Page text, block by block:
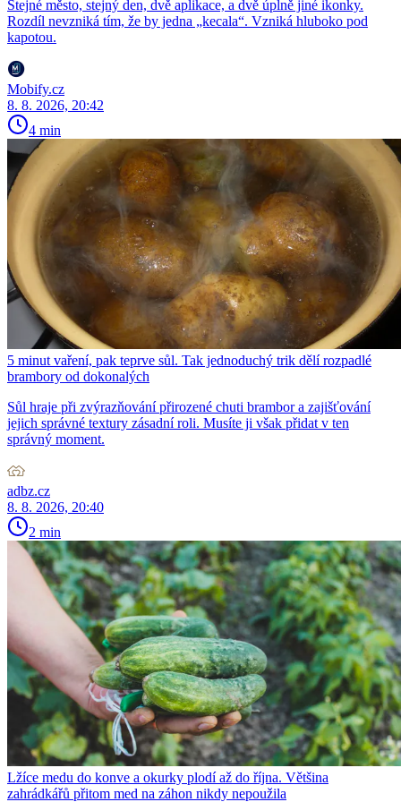
Stejné město, stejný den, dvě aplikace, a dvě úplně jiné ikonky.
Rozdíl nevzniká tím, že by jedna „kecala“. Vzniká hluboko pod
kapotou.
Mobify.cz
8. 8. 2026, 20:42
4 min
5 minut vaření, pak teprve sůl. Tak jednoduchý trik dělí rozpadlé
brambory od dokonalých
Sůl hraje při zvýrazňování přirozené chuti brambor a zajišťování
jejich správné textury zásadní roli. Musíte ji však přidat v ten
správný moment.
adbz.cz
8. 8. 2026, 20:40
2 min
Lžíce medu do konve a okurky plodí až do října. Většina
zahrádkářů přitom med na záhon nikdy nepoužila